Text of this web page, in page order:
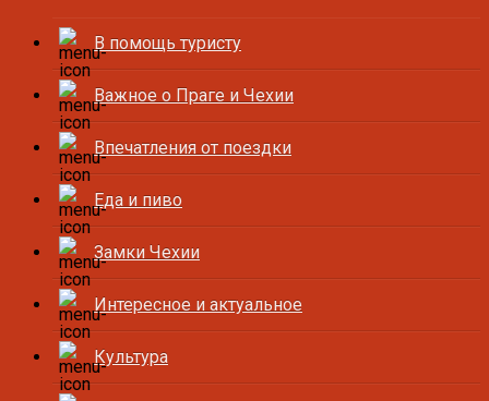
В помощь туристу
Важное о Праге и Чехии
Впечатления от поездки
Еда и пиво
Замки Чехии
Интересное и актуальное
Культура